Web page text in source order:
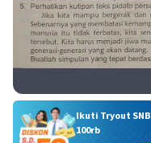
Ikuti Tryout
100rb